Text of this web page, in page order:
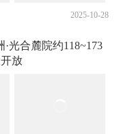
2025-10-28
·光合麓院约118~173
放